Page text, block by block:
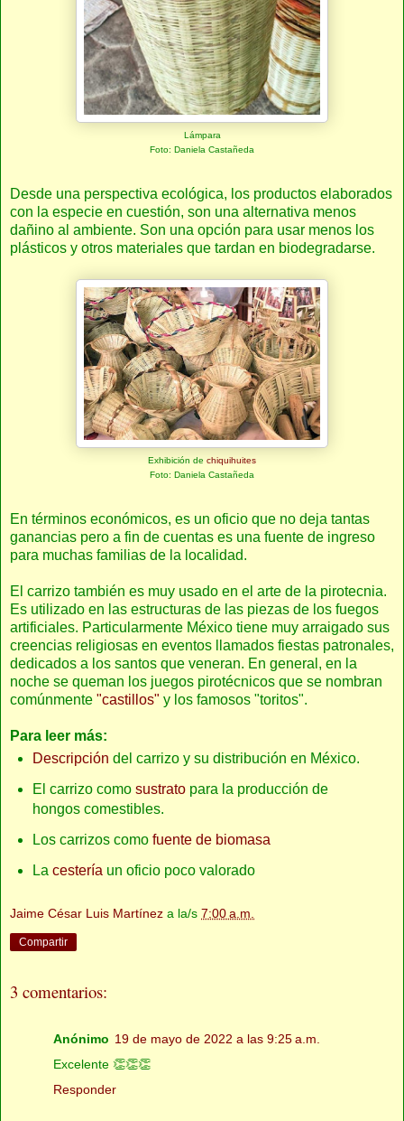
Lámpara
Foto: Daniela Castañeda
Desde una perspectiva ecológica, los productos elaborados
con la especie en cuestión, son una alternativa menos
dañino al ambiente. Son una opción para usar menos los
plásticos y otros materiales que tardan en biodegradarse.
Exhibición de chiquihuites
Foto: Daniela Castañeda
En términos económicos, es un oficio que no deja tantas
ganancias pero a fin de cuentas es una fuente de ingreso
para muchas familias de la localidad.
El carrizo también es muy usado en el arte de la pirotecnia.
Es utilizado en las estructuras de las piezas de los fuegos
artificiales. Particularmente México tiene muy arraigado sus
creencias religiosas en eventos llamados fiestas patronales,
dedicados a los santos que veneran. En general, en la
noche se queman los juegos pirotécnicos que se nombran
comúnmente "castillos" y los famosos "toritos".
Para leer más:
Descripción del carrizo y su distribución en México.
El carrizo como sustrato para la producción de
hongos comestibles.
Los carrizos como fuente de biomasa
La cestería un oficio poco valorado
Jaime César Luis Martínez a la/s 7:00 a.m.
Compartir
3 comentarios:
Anónimo 19 de mayo de 2022 a las 9:25 a.m.
Excelente 👏👏👏
Responder